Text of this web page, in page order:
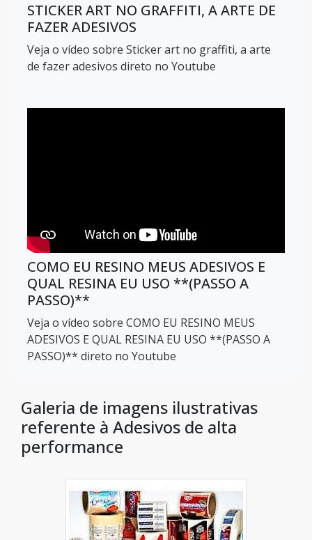
STICKER ART NO GRAFFITI, A ARTE DE
FAZER ADESIVOS
Veja o vídeo sobre Sticker art no graffiti, a arte
de fazer adesivos direto no Youtube
COMO EU RESINO MEUS ADESIVOS E
QUAL RESINA EU USO **(PASSO A
PASSO)**
Veja o vídeo sobre COMO EU RESINO MEUS
ADESIVOS E QUAL RESINA EU USO **(PASSO A
PASSO)** direto no Youtube
Galeria de imagens ilustrativas
referente à Adesivos de alta
performance